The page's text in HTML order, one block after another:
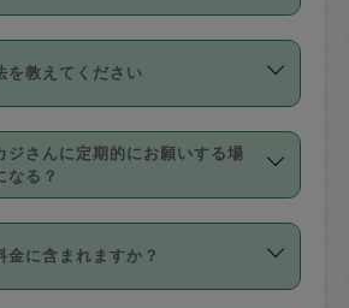
い。機能をご利用いただくに
請することが必要です。な
を下回っても、値引き等はござ
格帯の中からタスカジさん自
選んで設定しています。
んの価格設定には最初は制限
ビュー件数、レビューの平均
除々に設定可能な最高額が上
仕組みになっています。
を教えてください
はクレジットカード（Visa／
／AMERICAN EXPRESS／
）のみとなります。
ご入力ください。プロフィー
はご入力いただかなくても大
ジさんに定期的にお願いする場
なる？
スポット」と「定期（毎週｜
あり、「定期」の依頼は「ス
りお得な料金でご利用できま
金に含まれますか？